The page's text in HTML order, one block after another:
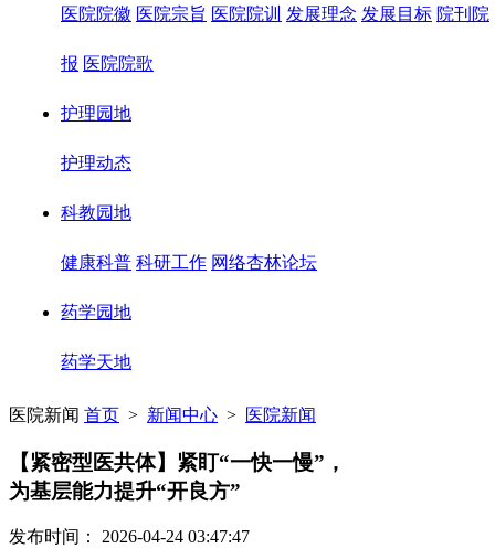
医院院徽 医院宗旨 医院院训 发展理念 发展目标 院刊院
报 医院院歌
护理园地
护理动态
科教园地
健康科普 科研工作 网络杏林论坛
药学园地
药学天地
医院新闻 首页 > 新闻中心 > 医院新闻
【紧密型医共体】紧盯“一快一慢”，
为基层能力提升“开良方”
发布时间： 2026-04-24 03:47:47